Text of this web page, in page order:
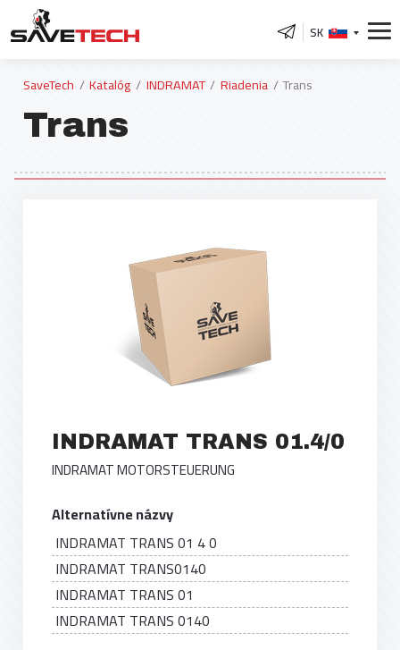
SK
SaveTech Katalóg INDRAMAT Riadenia Trans
Trans
INDRAMAT TRANS 01.4/0
INDRAMAT MOTORSTEUERUNG
Alternatívne názvy
INDRAMAT TRANS 01 4 0
INDRAMAT TRANS0140
INDRAMAT TRANS 01
INDRAMAT TRANS 0140